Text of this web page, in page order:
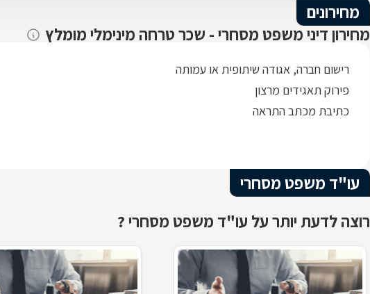
מחירונים
מחירון דיני משפט מסחרי - שכר טרחה מינימלי מומלץ
רישום חברה, אגודה שיתופית או עמותה
פירוק תאגידים מרצון
כתיבת מכתב התראה
עו"ד משפט מסחרי
רוצה לדעת יותר על עו"ד משפט מסחרי ?